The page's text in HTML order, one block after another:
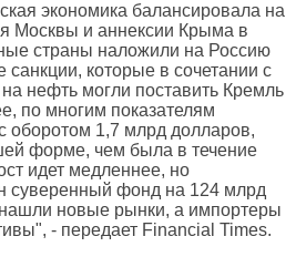
экономика балансировала на
Москвы и аннексии Крыма в
страны наложили на Россию
которые в сочетании с
нефть могли поставить Кремль
по многим показателям
оборотом 1,7 млрд долларов,
форме, чем была в течение
идет медленнее, но
суверенный фонд на 124 млрд
новые рынки, а импортеры
- передает Financial Times.